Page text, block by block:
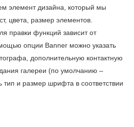
элемент дизайна, который мы
цвета, размер элементов.
правки функций зависит от
опции Banner можно указать
дополнительную контактную
галереи (по умолчанию –
тип и размер шрифта в соответствии